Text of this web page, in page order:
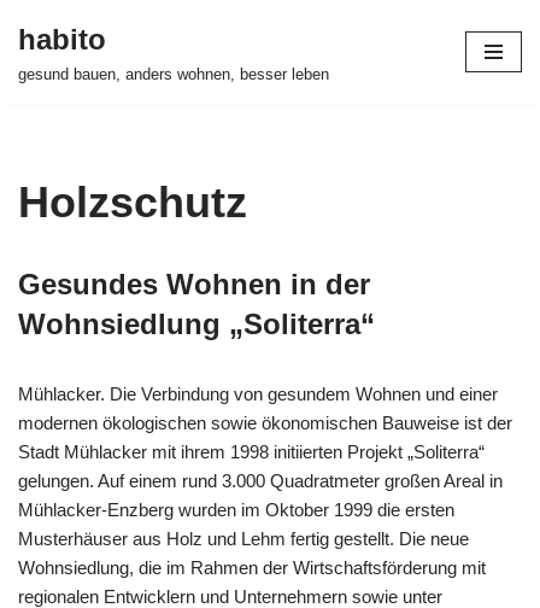
habito
gesund bauen, anders wohnen, besser leben
Holzschutz
Gesundes Wohnen in der
Wohnsiedlung „Soliterra“
Mühlacker. Die Verbindung von gesundem Wohnen und einer
modernen ökologischen sowie ökonomischen Bauweise ist der
Stadt Mühlacker mit ihrem 1998 initiierten Projekt „Soliterra“
gelungen. Auf einem rund 3.000 Quadratmeter großen Areal in
Mühlacker-Enzberg wurden im Oktober 1999 die ersten
Musterhäuser aus Holz und Lehm fertig gestellt. Die neue
Wohnsiedlung, die im Rahmen der Wirtschaftsförderung mit
regionalen Entwicklern und Unternehmern sowie unter